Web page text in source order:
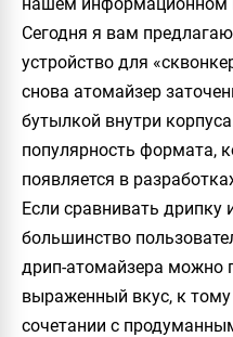
Сегодня я вам
устройство для
снова атомайзер
бутылкой внутри
популярность формата,
появляется в
Если сравнивать дрипку
большинство
дрип-атомайзера можно
выраженный вкус, к
сочетании с